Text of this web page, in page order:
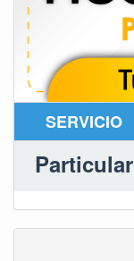
SERVICIO
Particular